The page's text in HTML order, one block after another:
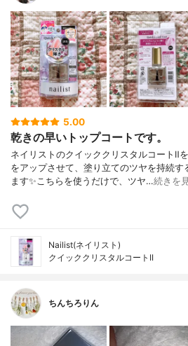
5.00
乾きの早いトップコートです。
ネイリストのクイッククリスタルコートⅡ
をアップさせて、塗り立てのツヤを持続す
ます✨こちらを使うだけで、ツヤ…続きを
Nailist(ネイリスト)
クイッククリスタルコートII
ちんちろりん